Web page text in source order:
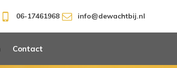
06-17461968 info@dewachtbij.nl
Contact